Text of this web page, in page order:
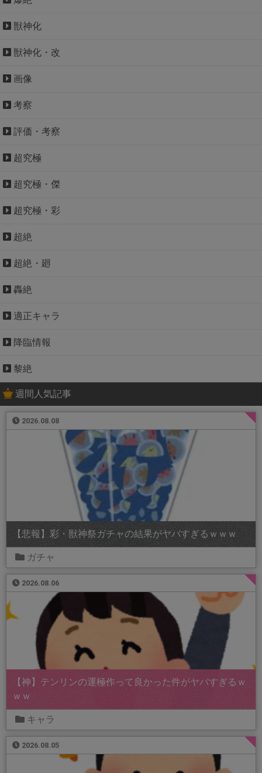
獣神化
獣神化・改
画像
考察
評価・考察
超究極
超究極・傑
超究極・彩
超絶
超絶・廻
轟絶
適正キャラ
降臨情報
黎絶
週間人気記事
2026.08.08
【悲報】彩・獣神祭ガチャの結果がヤバすぎるｗｗｗ
ガチャ
2026.08.06
【神】テンリンの運極作って良かった件がヤバすぎるｗ
ｗｗ
キャラ
2026.08.05